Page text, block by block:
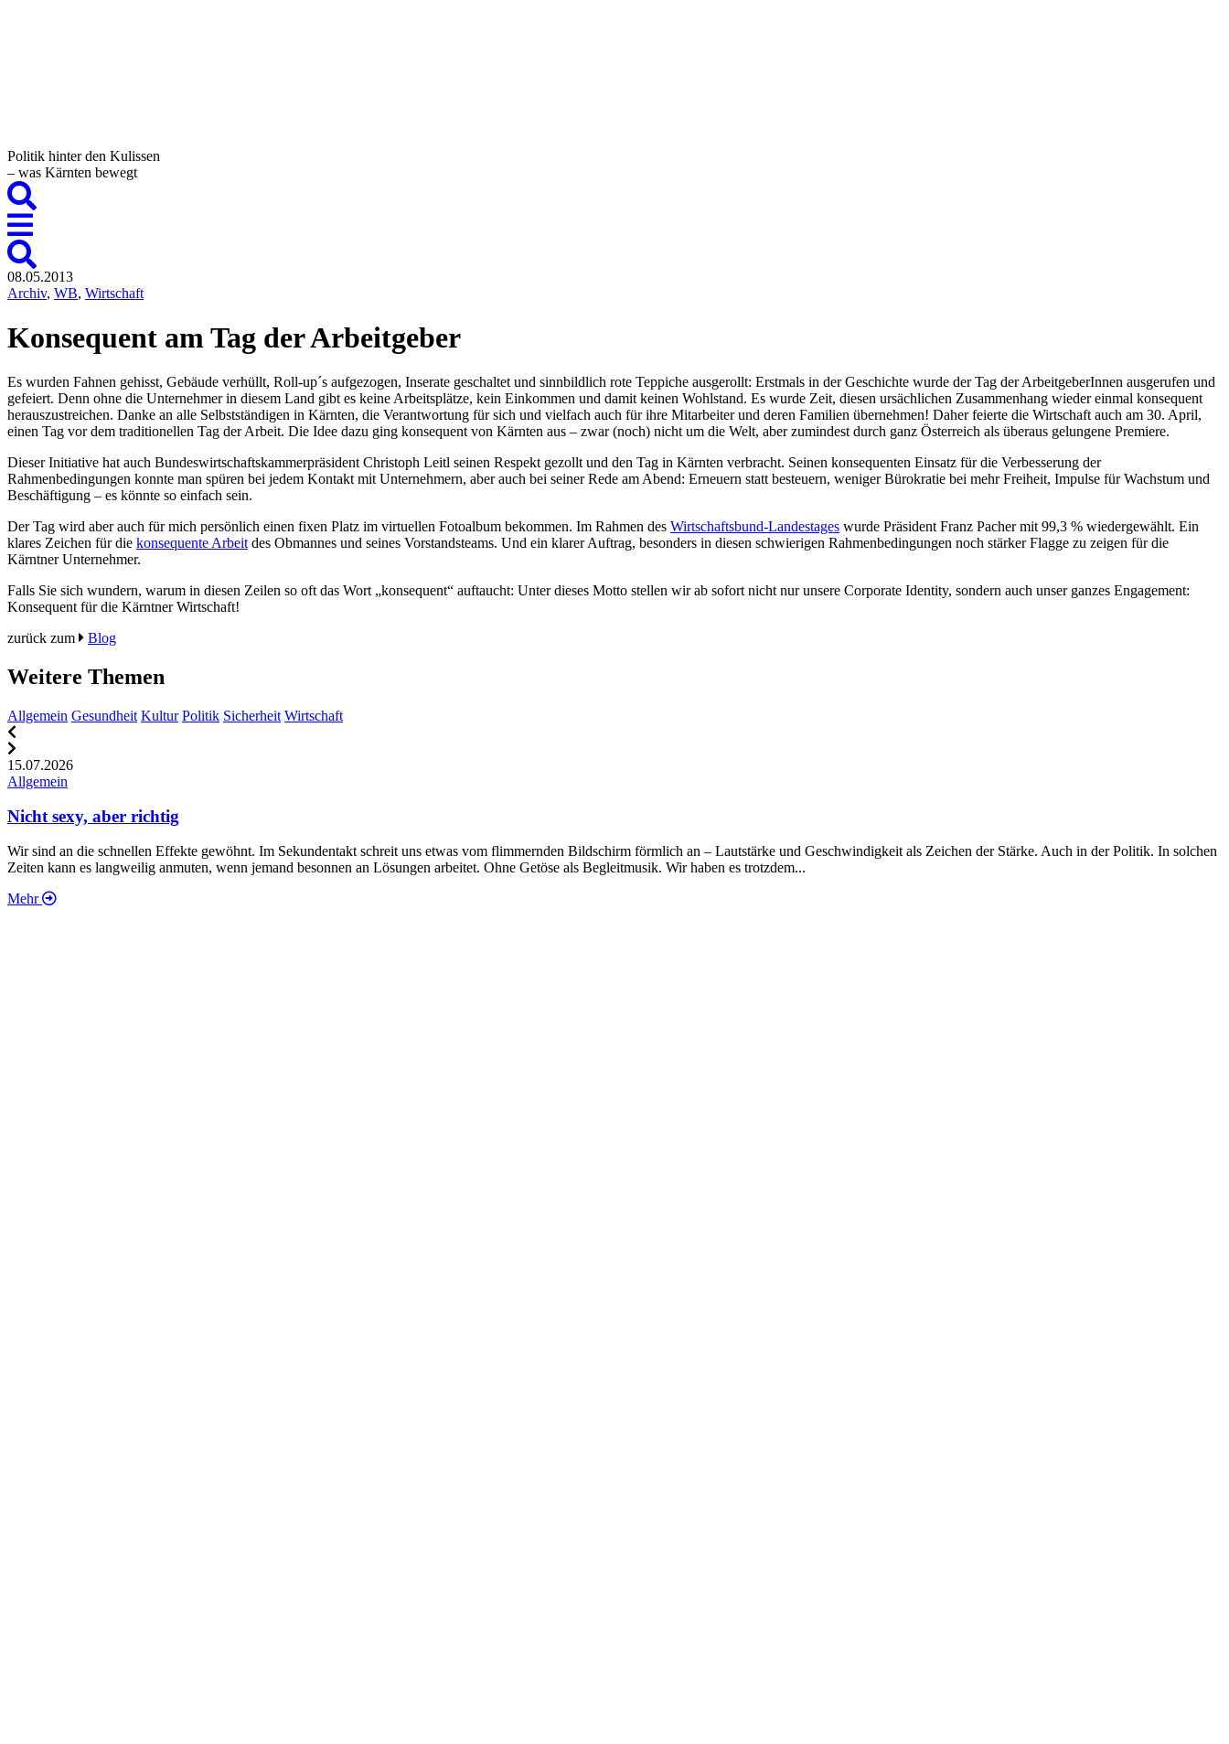
Politik hinter den Kulissen
– was Kärnten bewegt
08.05.2013
Archiv, WB, Wirtschaft
Konsequent am Tag der Arbeitgeber
Es wurden Fahnen gehisst, Gebäude verhüllt, Roll-up´s aufgezogen, Inserate geschaltet und sinnbildlich rote Teppiche ausgerollt: Erstmals in der Geschichte wurde der Tag der ArbeitgeberInnen ausgerufen und
gefeiert. Denn ohne die Unternehmer in diesem Land gibt es keine Arbeitsplätze, kein Einkommen und damit keinen Wohlstand. Es wurde Zeit, diesen ursächlichen Zusammenhang wieder einmal konsequent
herauszustreichen. Danke an alle Selbstständigen in Kärnten, die Verantwortung für sich und vielfach auch für ihre Mitarbeiter und deren Familien übernehmen! Daher feierte die Wirtschaft auch am 30. April,
einen Tag vor dem traditionellen Tag der Arbeit. Die Idee dazu ging konsequent von Kärnten aus – zwar (noch) nicht um die Welt, aber zumindest durch ganz Österreich als überaus gelungene Premiere.
Dieser Initiative hat auch Bundeswirtschaftskammerpräsident Christoph Leitl seinen Respekt gezollt und den Tag in Kärnten verbracht. Seinen konsequenten Einsatz für die Verbesserung der
Rahmenbedingungen konnte man spüren bei jedem Kontakt mit Unternehmern, aber auch bei seiner Rede am Abend: Erneuern statt besteuern, weniger Bürokratie bei mehr Freiheit, Impulse für Wachstum und
Beschäftigung – es könnte so einfach sein.
Der Tag wird aber auch für mich persönlich einen fixen Platz im virtuellen Fotoalbum bekommen. Im Rahmen des Wirtschaftsbund-Landestages wurde Präsident Franz Pacher mit 99,3 % wiedergewählt. Ein
klares Zeichen für die konsequente Arbeit des Obmannes und seines Vorstandsteams. Und ein klarer Auftrag, besonders in diesen schwierigen Rahmenbedingungen noch stärker Flagge zu zeigen für die
Kärntner Unternehmer.
Falls Sie sich wundern, warum in diesen Zeilen so oft das Wort „konsequent“ auftaucht: Unter dieses Motto stellen wir ab sofort nicht nur unsere Corporate Identity, sondern auch unser ganzes Engagement:
Konsequent für die Kärntner Wirtschaft!
zurück zum
Blog
Weitere Themen
Allgemein Gesundheit Kultur Politik Sicherheit Wirtschaft
15.07.2026
Allgemein
Nicht sexy, aber richtig
Wir sind an die schnellen Effekte gewöhnt. Im Sekundentakt schreit uns etwas vom flimmernden Bildschirm förmlich an – Lautstärke und Geschwindigkeit als Zeichen der Stärke. Auch in der Politik. In solchen
Zeiten kann es langweilig anmuten, wenn jemand besonnen an Lösungen arbeitet. Ohne Getöse als Begleitmusik. Wir haben es trotzdem...
Mehr